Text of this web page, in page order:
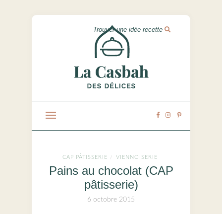
CAP PÂTISSERIE / VIENNOISERIE
Pains au chocolat (CAP
pâtisserie)
6 octobre 2015